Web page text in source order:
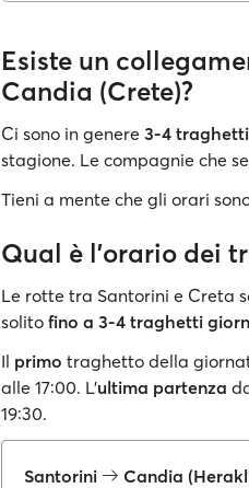
Esiste un
Candia (Crete)?
Ci sono in genere 3-4
stagione. Le compagnie che
Tieni a mente che gli orari
Qual è l'orario dei
Le rotte tra Santorini e Creta
solito fino a 3-4 traghetti
Il primo traghetto della
alle 17:00. L'ultima partenza
19:30.
Santorini
Candia